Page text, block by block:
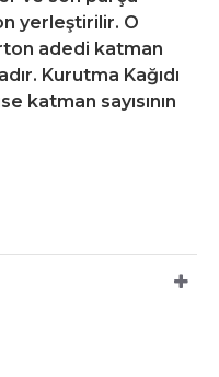
yerleştirilir. O
adedi katman
Kurutma Kağıdı
katman sayısının